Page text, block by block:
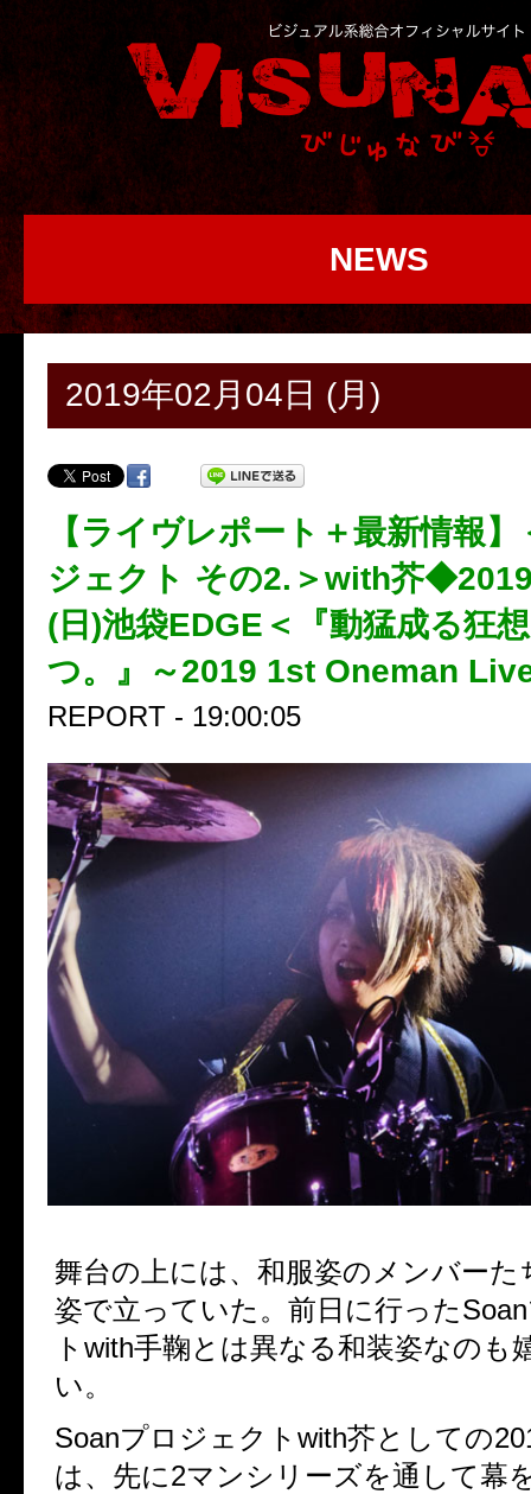
NEWS
2019年02月04日 (月)
【ライヴレポート＋最新情報
ジェクト その2.＞with芥
(日)池袋EDGE＜『動猛成る狂
つ。』～2019 1st Oneman
REPORT - 19:00:05
舞台の上には、和服姿のメンバーた
姿で立っていた。前日に行った
トwith手鞠とは異なる和装姿なのも
い。
Soanプロジェクトwith芥としての
は、先に2マンシリーズを通して幕